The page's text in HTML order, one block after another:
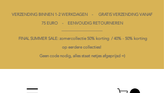
VERZENDING BINNEN 1-2 WERKDAGEN - GRATIS VERZENDING VANAF
75 EURO - EENVOUDIG RETOURNEREN
----------------------------------------
FINAL SUMMER SALE: zomercollectie 50% korting / 40% - 50% korting
op eerdere collecties!
Geen code nodig, alles staat netjes afgeprijsd =)